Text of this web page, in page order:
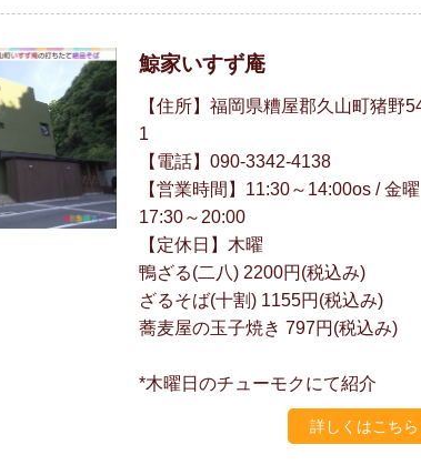
鯨家いすず庵
【住所】福岡県糟屋郡久山町猪野
1
【電話】090-3342-4138
【営業時間】11:30～14:00os / 金曜
17:30～20:00
【定休日】木曜
鴨ざる(二八) 2200円(税込み)
ざるそば(十割) 1155円(税込み)
蕎麦屋の玉子焼き 797円(税込み)
*木曜日のチューモクにて紹介
詳しくはこちら